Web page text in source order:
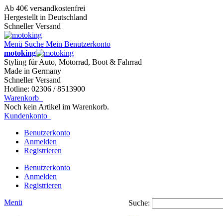
Ab 40€ versandkostenfrei
Hergestellt in Deutschland
Schneller Versand
Menü Suche Mein Benutzerkonto
motoking
Styling für Auto, Motorrad, Boot & Fahrrad
Made in Germany
Schneller Versand
Hotline: 02306 / 8513900
Warenkorb
Noch kein Artikel im Warenkorb.
Kundenkonto
Benutzerkonto
Anmelden
Registrieren
Benutzerkonto
Anmelden
Registrieren
Menü
Suche: